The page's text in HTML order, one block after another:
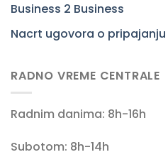
Business 2 Business
Nacrt ugovora o pripajanju
RADNO VREME CENTRALE
Radnim danima: 8h-16h
Subotom: 8h-14h